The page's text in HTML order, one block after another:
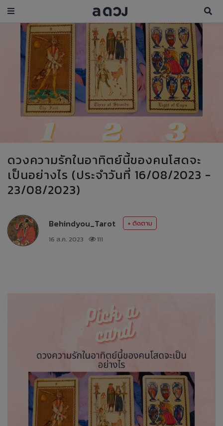
ดวงความรักในอาทิตย์นี้ของคนโสดจะ
เป็นอย่างไร (ประจำวันที่ 16/08/2023 -
23/08/2023)
Behindyou_Tarot
+ ติดตาม
16 ส.ค. 2023
111